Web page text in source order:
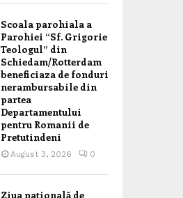
Scoala parohiala a
Parohiei “Sf. Grigorie
Teologul” din
Schiedam/Rotterdam
beneficiaza de fonduri
nerambursabile din
partea
Departamentului
pentru Romanii de
Pretutindeni
August 3, 2026 0
Ziua națională de